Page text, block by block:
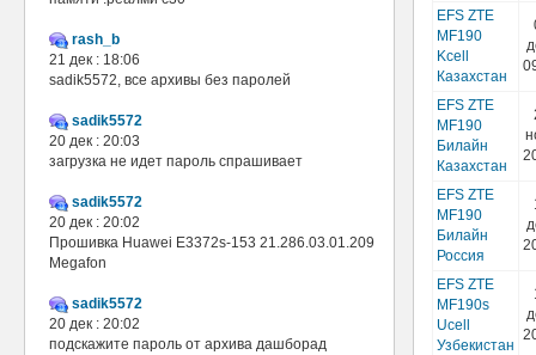
rash_b
21 дек : 18:06
sadik5572, все архивы без паролей
sadik5572
20 дек : 20:03
загрузка не идет пароль спрашивает
sadik5572
20 дек : 20:02
Прошивка Huawei E3372s-153 21.286.03.01.209
Megafon
sadik5572
20 дек : 20:02
подскажите пароль от архива дашборад
EFS ZTE
MF190
Kcell
Казахстан
EFS ZTE
MF190
Билайн
Казахстан
EFS ZTE
MF190
Билайн
Россия
EFS ZTE
MF190s
Ucell
Узбекистан